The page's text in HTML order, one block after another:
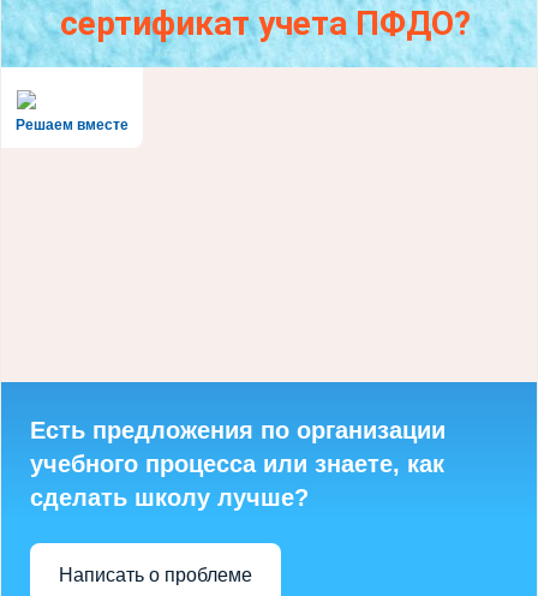
сертификат учета ПФДО?
Решаем вместе
Есть предложения по организации
учебного процесса или знаете, как
сделать школу лучше?
Написать о проблеме